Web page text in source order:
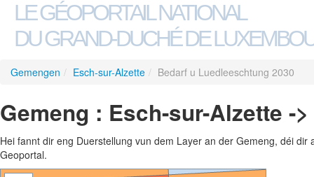
LE GÉOPORTAIL NATIONAL
DU GRAND-DUCHÉ DE
Gemengen / Esch-sur-Alzette / Bedarf u Luedleeschtung 2030
Gemeng : Esch-sur-Alzette -
Hei fannt dir eng Duerstellung vun dem Layer an der Gemeng, déi
Geoportal.